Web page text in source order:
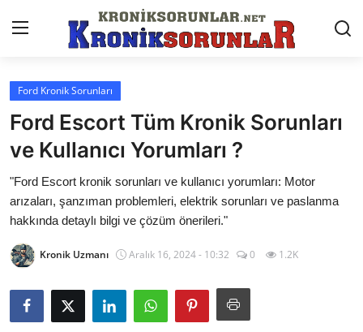
Anasayfa
Markalar
İletişim
Trafik & Cezalar
Sigorta & Kasko
Muayene & Ruhsat
Ford Kronik Sorunları
Ford Escort Tüm Kronik Sorunları
ve Kullanıcı Yorumları ?
"Ford Escort kronik sorunları ve kullanıcı yorumları: Motor
arızaları, şanzıman problemleri, elektrik sorunları ve paslanma
hakkında detaylı bilgi ve çözüm önerileri."
Kronik Uzmanı Aralık 16, 2024 - 10:32 0 1.2K